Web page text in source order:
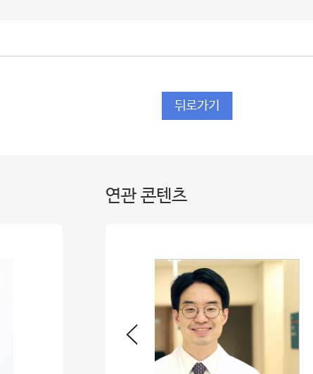
뒤로가기
연관 콘텐츠